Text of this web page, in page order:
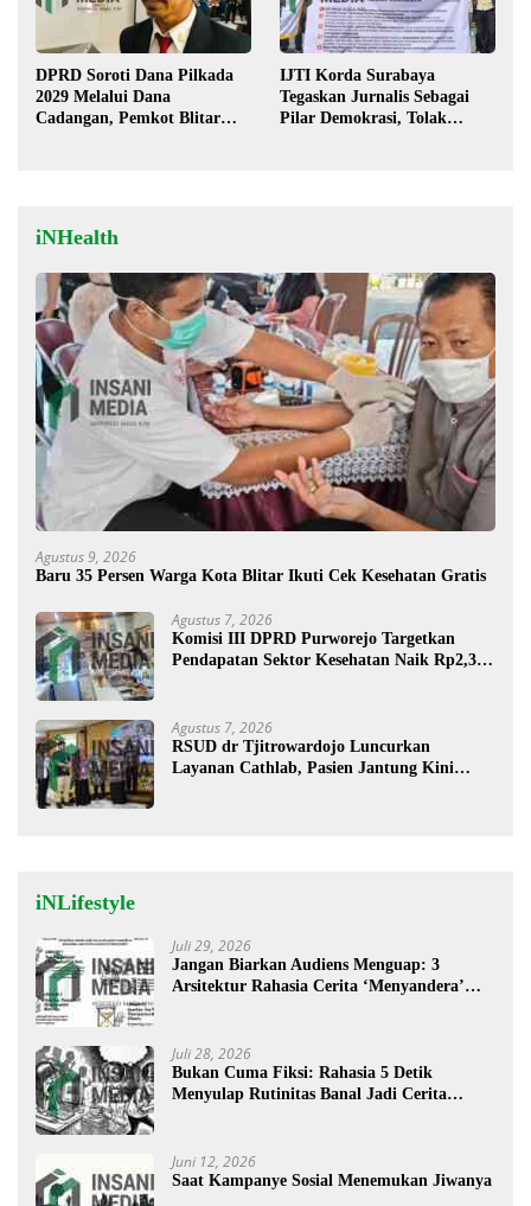
DPRD Soroti Dana Pilkada
2029 Melalui Dana
Cadangan, Pemkot Blitar
IJTI Korda Surabaya
Tegaskan Jurnalis Sebagai
Pilar Demokrasi, Tolak
iNHealth
Agustus 9, 2026
Baru 35 Persen Warga Kota Blitar Ikuti Cek Kesehatan Gratis
Agustus 7, 2026
Komisi III DPRD Purworejo Targetkan
Pendapatan Sektor Kesehatan Naik Rp2,3
Agustus 7, 2026
RSUD dr Tjitrowardojo Luncurkan
Layanan Cathlab, Pasien Jantung Kini
iNLifestyle
Juli 29, 2026
Jangan Biarkan Audiens Menguap: 3
Arsitektur Rahasia Cerita ‘Menyandera’
Juli 28, 2026
Bukan Cuma Fiksi: Rahasia 5 Detik
Menyulap Rutinitas Banal Jadi Cerita
Juni 12, 2026
Saat Kampanye Sosial Menemukan Jiwanya